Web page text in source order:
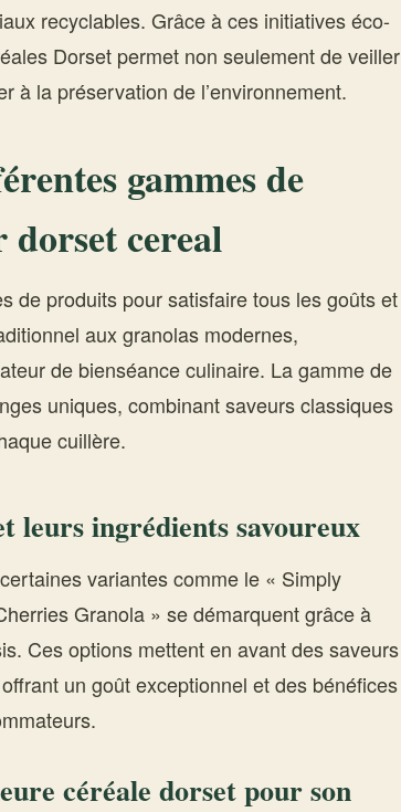
recyclables. Grâce à ces initiatives éco-
Dorset permet non seulement de veiller
à la préservation de l’environnement.
gammes de
cereal
de produits pour satisfaire tous les goûts et
aux granolas modernes,
de bienséance culinaire. La gamme de
uniques, combinant saveurs classiques
cuillère.
leurs ingrédients savoureux
variantes comme le « Simply
Granola » se démarquent grâce à
Ces options mettent en avant des saveurs
un goût exceptionnel et des bénéfices
céréale dorset pour son